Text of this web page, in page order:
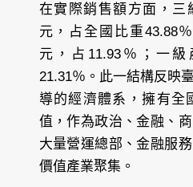
在實際銷售額方面，三
元，占全國比重43.88
元，占11.93％；一
21.31％。此一結構反映
導的經濟體系，擁有全
值，作為政治、金融、
大量營運總部、金融服
價值產業聚集。